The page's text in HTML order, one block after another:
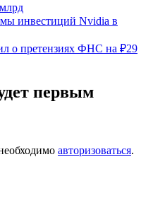
инвестиций Nvidia в
о претензиях ФНС на ₽29
первым
авторизоваться.